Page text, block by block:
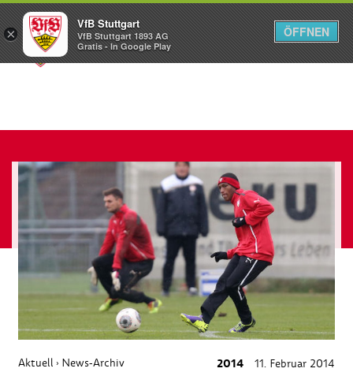
Menü
Aktuell › News-Archiv 2014 11. Februar 2014
×
VfB Stuttgart
VfB Stuttgart 1893 AG
Gratis - In Google Play
ÖFFNEN